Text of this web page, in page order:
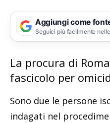
Aggiungi come
Seguici più facilmente
La procura di
fascicolo per
Sono due le persone
indagati nel